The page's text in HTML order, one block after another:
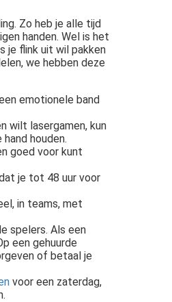
Zo heb je alle tijd
handen. Wel is het
je flink uit wil pakken
we hebben deze
emotionele band
wilt lasergamen, kun
houden.
goed voor kunt
je tot 48 uur voor
in teams, met
spelers. Als een
een gehuurde
of betaal je
voor een zaterdag,